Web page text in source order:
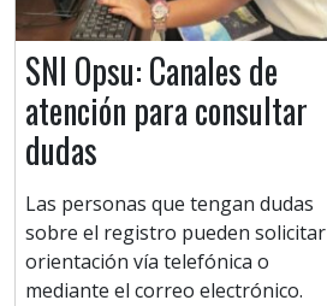
SNI Opsu: Canales de
atención para consultar
dudas
Las personas que tengan dudas
sobre el registro pueden solicitar
orientación vía telefónica o
mediante el correo electrónico.